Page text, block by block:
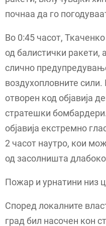
почнаа да го
Во 0:45 часот,
од балистички ракети,
слично
воздухопловните
отворен код објавија
стратешки
објавија екстремно
2 часот наутро, кои
од засолништа длабоко
Пожар и урнатини низ
Според локалните
град бил насочен кон